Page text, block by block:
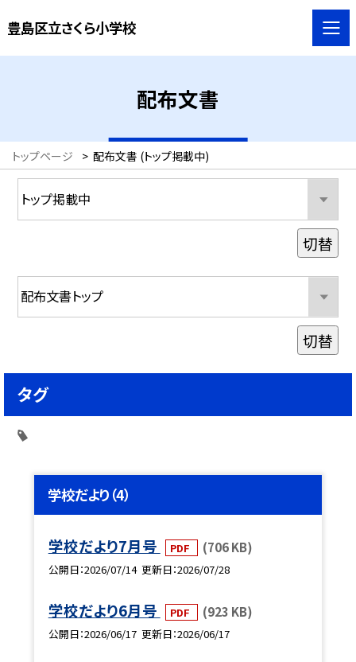
豊島区立さくら小学校
配布文書
トップページ > 配布文書 (トップ掲載中)
学校だより（4）
学校だより7月号 PDF (706 KB)
公開日 2026/07/14 更新日 2026/07/28
学校だより6月号 PDF (923 KB)
公開日 2026/06/17 更新日 2026/06/17
切替
切替
タグ